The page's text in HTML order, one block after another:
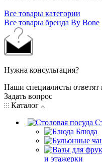
Все товары категории
Все товары бренда By Bone
Нужна консультация?
Наши специалисты
Задать вопрос
Каталог
Блюда
и этажерки